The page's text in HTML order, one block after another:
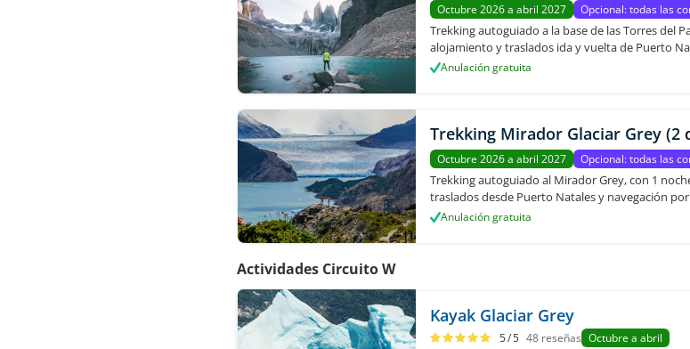
Octubre 2026 a abril 2027 Opcional: todas las
Trekking autoguiado a la base de las Torres del
alojamiento y traslados ida y vuelta de Puerto
Anulación gratuita
Trekking Mirador Glaciar Grey (2
Octubre 2026 a abril 2027 Opcional: todas las
Trekking autoguiado al Mirador Grey, con 1
traslados desde Puerto Natales y navegación
Anulación gratuita
Actividades Circuito W
Kayak Glaciar Grey
5/ 5 48reseñas Octubre a abril